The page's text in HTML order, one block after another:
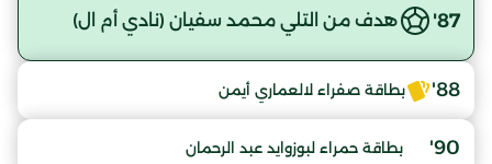
87' هدف من التلي محمد سفيان (نادي أم ال)
88' بطاقة صفراء لالعماري أيمن
90' بطاقة حمراء لبوزوايد عبد الرحمان